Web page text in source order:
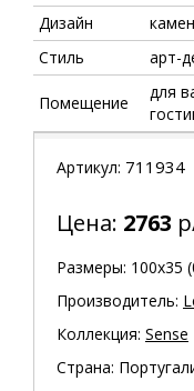
Дизайн
Стиль
арт-
Помещение
для
Артикул: 711934
Цена: 2763
Размеры: 100х35
Производитель:
Коллекция: Sense
Страна: